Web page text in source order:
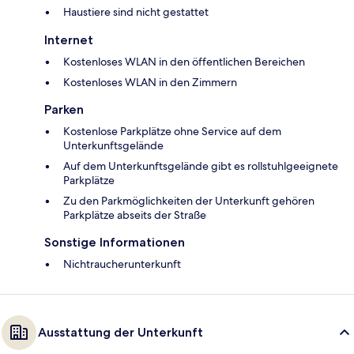
Haustiere sind nicht gestattet
Internet
Kostenloses WLAN in den öffentlichen Bereichen
Kostenloses WLAN in den Zimmern
Parken
Kostenlose Parkplätze ohne Service auf dem
Unterkunftsgelände
Auf dem Unterkunftsgelände gibt es rollstuhlgeeignete
Parkplätze
Zu den Parkmöglichkeiten der Unterkunft gehören
Parkplätze abseits der Straße
Sonstige Informationen
Nichtraucherunterkunft
Ausstattung der Unterkunft